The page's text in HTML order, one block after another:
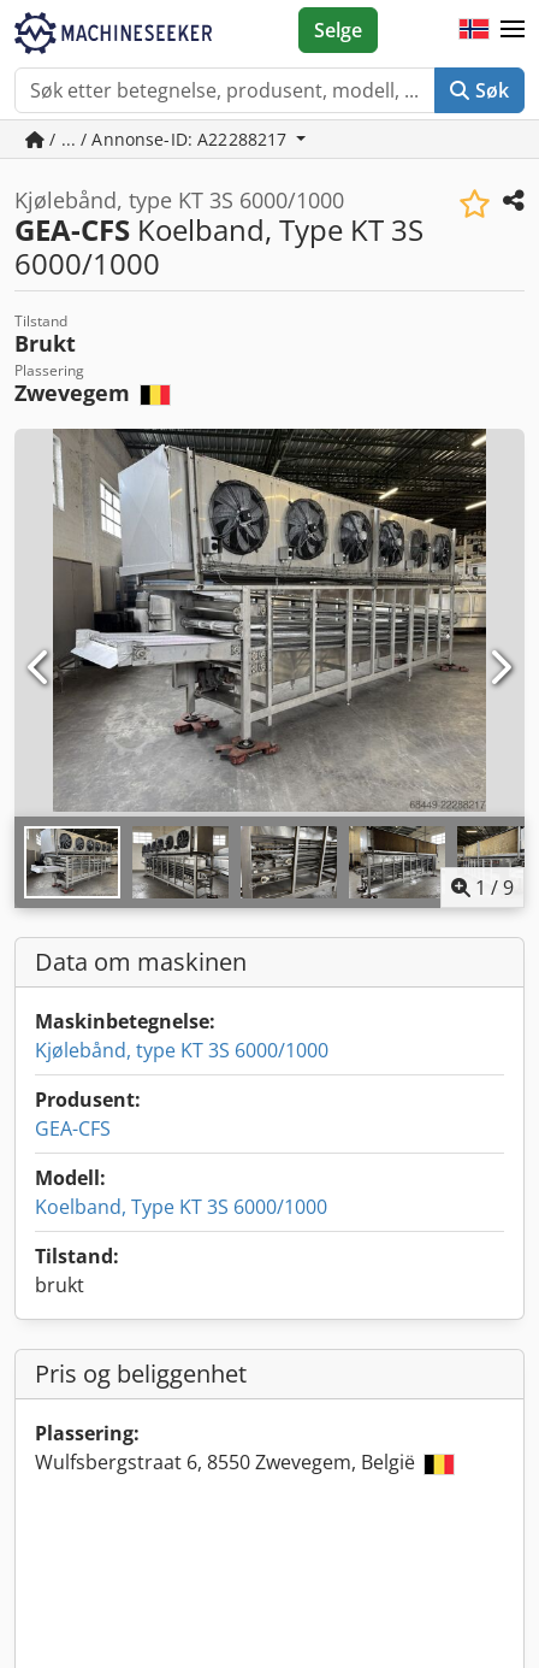
Søk
Selge
/ ... / Annonse-ID: A22288217
Kjølebånd, type KT 3S 6000/1000
GEA-CFS Koelband, Type KT 3S
6000/1000
Tilstand
Brukt
Plassering
Zwevegem
1 /9
Data om maskinen
Maskinbetegnelse:
Kjølebånd, type KT 3S 6000/1000
Produsent:
GEA-CFS
Modell:
Koelband, Type KT 3S 6000/1000
Tilstand:
brukt
Pris og beliggenhet
Plassering:
Wulfsbergstraat 6, 8550 Zwevegem, België